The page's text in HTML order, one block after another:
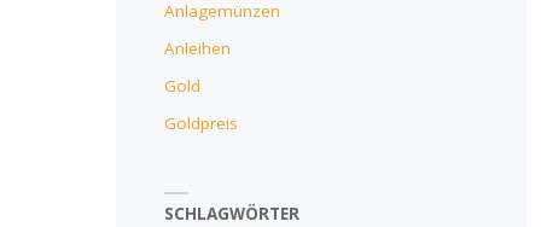
Anlagemünzen
Anleihen
Gold
Goldpreis
SCHLAGWÖRTER